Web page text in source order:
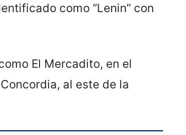
como “Lenin” con
El Mercadito, en el
al este de la